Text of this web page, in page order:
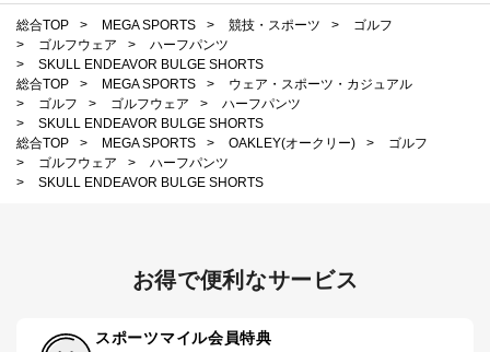
総合TOP > MEGA SPORTS > 競技・スポーツ >
ゴルフ
>
ゴルフウェア >
ハーフパンツ
>
SKULL ENDEAVOR BULGE SHORTS
総合TOP
> MEGA SPORTS >
ウェア・スポーツ・カジュアル
>
ゴルフ > ゴルフウェア >
ハーフパンツ
>
SKULL ENDEAVOR BULGE SHORTS
総合TOP
> MEGA SPORTS > OAKLEY(オークリー) >
ゴルフ
>
ゴルフウェア >
ハーフパンツ
>
SKULL ENDEAVOR BULGE SHORTS
お得で便利なサービス
スポーツマイル会員特典